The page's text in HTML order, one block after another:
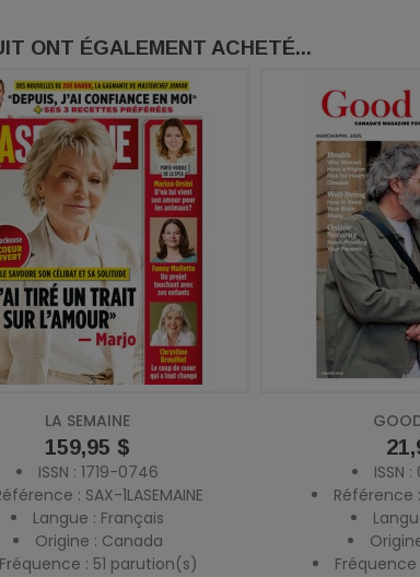
ONT ÉGALEMENT ACHETÉ...
LA SEMAINE
Prix
159,95 $
ISSN : 1719-0746
: SAX-1LASEMAINE
Langue : Français
Origine : Canada
Fréquence : 51 parution(s)
Prix
ISSN
Référence